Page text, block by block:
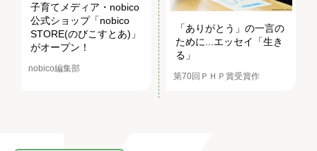
子育てメディア・nobico
公式ショップ「nobico
STORE(のびこすとあ)」
がオープン！
nobico編集部
「ありがとう」の一言の
ために...エッセイ「生き
る」
第70回ＰＨＰ賞受賞作